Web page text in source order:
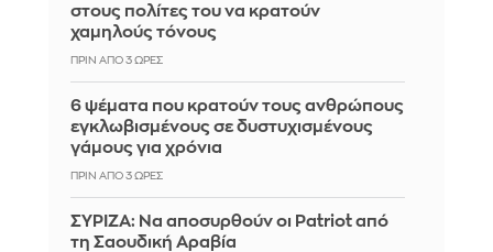
στους πολίτες του να κρατούν
χαμηλούς τόνους
ΠΡΙΝ ΑΠΌ 3 ΏΡΕΣ
6 ψέματα που κρατούν τους ανθρώπους
εγκλωβισμένους σε δυστυχισμένους
γάμους για χρόνια
ΠΡΙΝ ΑΠΌ 3 ΏΡΕΣ
ΣΥΡΙΖΑ: Να αποσυρθούν οι Patriot από
τη Σαουδική Αραβία